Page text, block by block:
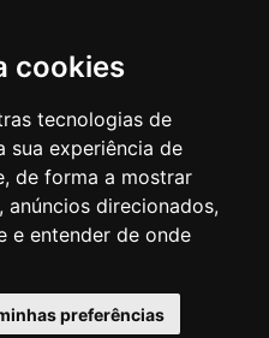
cookies
tecnologias de
sua experiência de
de forma a mostrar
direcionados,
e entender de onde
preferências
EDUCAÇÃO
- Guarulhos/SP CEP 07113-040
*55 11 2475-7300